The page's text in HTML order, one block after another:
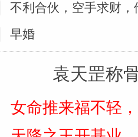
不利合伙，空手求财，
早婚
袁天罡称
女命推来福不轻